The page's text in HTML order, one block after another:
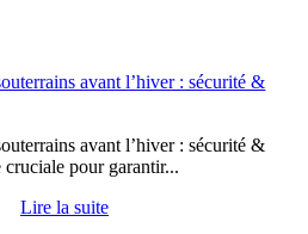
avant l’hiver : sécurité &
avant l’hiver : sécurité &
cruciale pour garantir...
Lire la suite